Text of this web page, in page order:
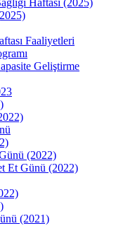
Haftası (2025)
Faaliyetleri
Geliştirme
(2022)
Et Günü (2022)
(2021)